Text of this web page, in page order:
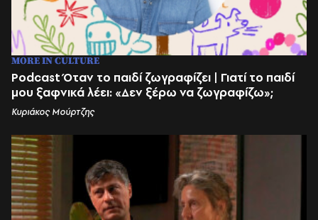
MORE IN CULTURE
Podcast Όταν το παιδί ζωγραφίζει | Γιατί το παιδί
μου ξαφνικά λέει: «Δεν ξέρω να ζωγραφίζω»;
Κυριάκος Μούρτζης